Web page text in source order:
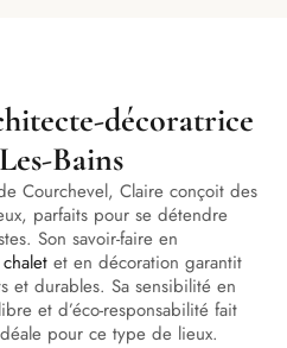
décoratrice
Bains
Courchevel, Claire conçoit des
parfaits pour se détendre
Son savoir-faire en
et en décoration garantit
et durables. Sa sensibilité en
et d’éco-responsabilité fait
pour ce type de lieux.